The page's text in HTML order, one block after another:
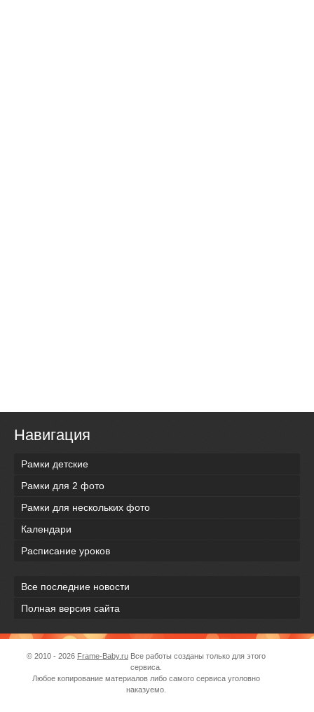
Навигация
Рамки детские
Рамки для 2 фото
Рамки для нескольких фото
Календари
Расписание уроков
Все последние новости
Полная версия сайта
© 2010 - 2026 Frame-Baby.ru Все работы созданы только для этого
сервиса.
Любое копирование материалов либо самого сервиса уголовно
наказуемо.